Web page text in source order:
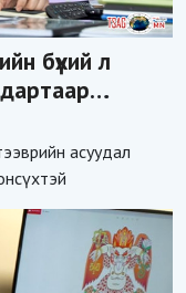
бүхий л
асуудал